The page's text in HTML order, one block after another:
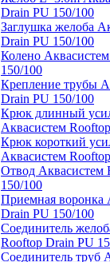
Drain PU 150/100
Заглушка желоба
Drain PU 150/100
Колено
150/100
Крепление трубы
Drain PU 150/100
Крюк длинный
Аквасистем
Крюк короткий
Аквасистем
Отвод Аквасистем
150/100
Приемная воронка
Drain PU 150/100
Соединитель
Rooftop Drain PU
Соединитель труб